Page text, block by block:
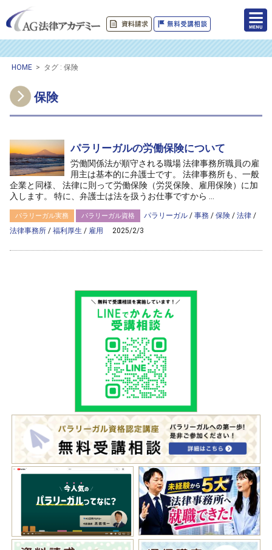
HOME > タグ : 保険
保険
パラリーガルの労働保険について
労働関係法が順守される職場 法律事務所職員の雇
用主は基本的に弁護士です。 法律事務所も、一般
企業と同様、 法律に則って労働保険（労災保険、雇用保険）に加
入します。 特に、弁護士は法を扱うお仕事ですから ...
パラリーガル実務 パラリーガル資格 パラリーガル / 事務 / 保険 / 法律 /
法律事務所 / 福利厚生 / 雇用 2025/2/3